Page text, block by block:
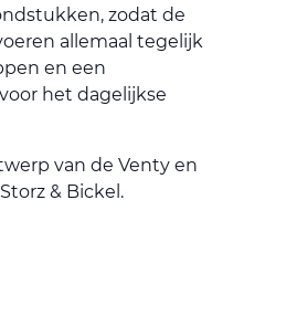
zodat de
allemaal tegelijk
en een
het dagelijkse
van de Venty en
& Bickel.